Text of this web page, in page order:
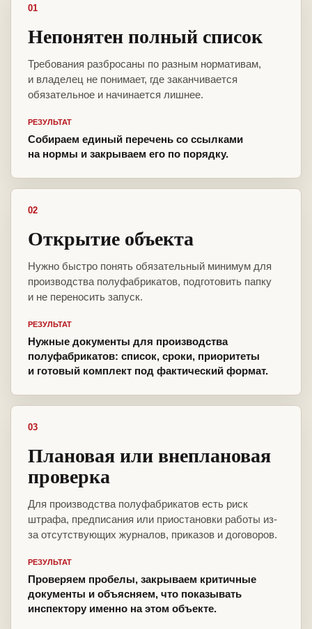
01
Непонятен полный список
Требования разбросаны по разным нормативам,
и владелец не понимает, где заканчивается
обязательное и начинается лишнее.
РЕЗУЛЬТАТ
Собираем единый перечень со ссылками
на нормы и закрываем его по порядку.
02
Открытие объекта
Нужно быстро понять обязательный минимум для
производства полуфабрикатов, подготовить папку
и не переносить запуск.
РЕЗУЛЬТАТ
Нужные документы для производства
полуфабрикатов: список, сроки, приоритеты
и готовый комплект под фактический формат.
03
Плановая или внеплановая
проверка
Для производства полуфабрикатов есть риск
штрафа, предписания или приостановки работы из-
за отсутствующих журналов, приказов и договоров.
РЕЗУЛЬТАТ
Проверяем пробелы, закрываем критичные
документы и объясняем, что показывать
инспектору именно на этом объекте.